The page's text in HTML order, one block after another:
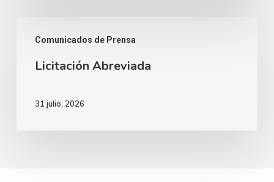
Comunicados de Prensa
Abreviada
Licitación Abreviada
31 julio, 2026